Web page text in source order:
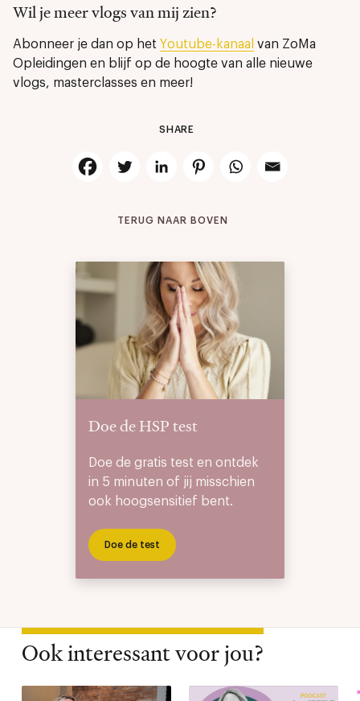
Wil je meer vlogs van mij zien?
Abonneer je dan op het Youtube-kanaal van ZoMa
Opleidingen en blijf op de hoogte van alle nieuwe
vlogs, masterclasses en meer!
SHARE
TERUG NAAR BOVEN
Doe de HSP test
Doe de gratis test en ontdek
in 5 minuten of jij misschien
ook hoogsensitief bent.
Doe de test
Ook interessant voor jou?